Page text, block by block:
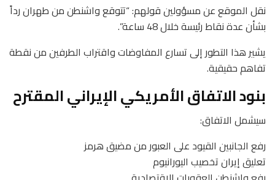
نقل الموقع عن مسؤولين قولهم: “تتوقع واشنطن من طهران رداً
بشأن عدة نقاط رئيسة خلال 48 ساعة”.
يشير هذا التطور إلى تسارع المفاوضات واقتراب الطرفين من نقطة
تفاهم حقيقية.
بنود الاتفاق الأمريكي الإيراني المقترح
سيشمل الاتفاق:
رفع الجانبين القيود على العبور من مضيق هرمز
تعليق إيران تخصيب اليورانيوم